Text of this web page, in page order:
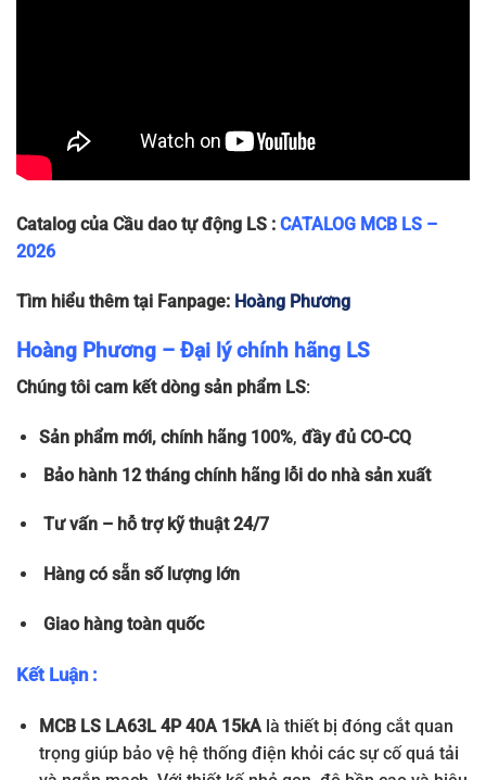
Catalog của Cầu dao tự động LS : CATALOG MCB LS –
2026
Tìm hiểu thêm tại Fanpage: Hoàng Phương
Hoàng Phương – Đại lý chính hãng LS
Chúng tôi cam kết dòng sản phẩm LS:
Sản phẩm mới, chính hãng 100%, đầy đủ CO-CQ
Bảo hành 12 tháng chính hãng lỗi do nhà sản xuất
Tư vấn – hỗ trợ kỹ thuật 24/7
Hàng có sẵn số lượng lớn
Giao hàng toàn quốc
Kết Luận :
MCB LS LA63L 4P 40A 15kAlà thiết bị đóng cắt quan
trọng giúp bảo vệ hệ thống điện khỏi các sự cố quá tải